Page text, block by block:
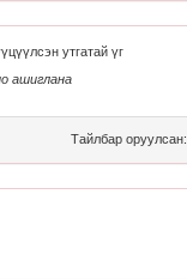
утгатай үг
ашиглана
Тайлбар оруулсан: